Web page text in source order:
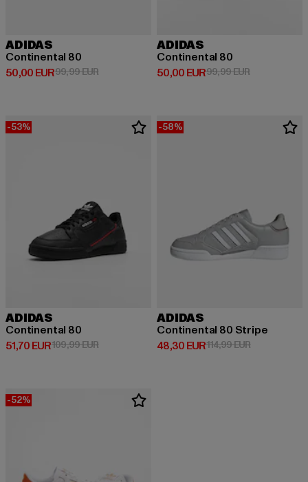
ADIDAS
Continental 80
50,00 EUR
Derzeitiger Preis: 50,00 EUR
99,99 EURAktionspreis: 99,99 EUR
ADIDAS
Continental 80
50,00 EUR
Derzeitiger Preis: 50,00 EUR
99,99 EURAktionspreis:
-53%
ADIDAS
Continental 80
51,70 EUR
Derzeitiger Preis: 51,70 EUR
109,99 EURAktionspreis: 109,99 EUR
-58%
ADIDAS
Continental 80 Stripe
48,30 EUR
Derzeitiger Preis: 48,30 EUR
114,99 EURAktionspreis:
-52%